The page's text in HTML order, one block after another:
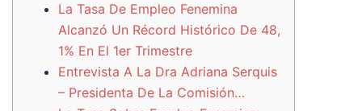
La Tasa De Empleo Fenemina
Alcanzó Un Récord Histórico De 48,
1% En El 1er Trimestre
Entrevista A La Dra Adriana Serquis
– Presidenta De La Comisión…